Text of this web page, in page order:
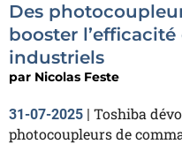
Des
booster
industriels
par Nicolas Feste
31-07-2025 | Toshiba
photocoupleurs de